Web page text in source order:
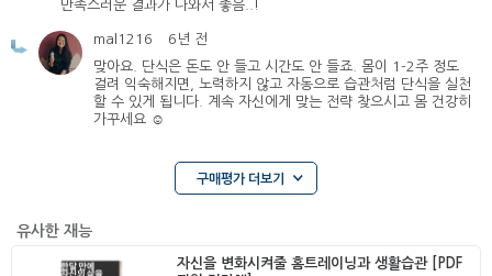
만족스러운 결과가 나와서 좋음..!
mal1216
6년 전
맞아요. 단식은 돈도 안 들고 시간도 안 들죠. 몸이 1-2주 정도
걸려 익숙해지면, 노력하지 않고 자동으로 습관처럼 단식을 실천
할 수 있게 됩니다. 계속 자신에게 맞는 전략 찾으시고 몸 건강히
가꾸세요 ☺️
구매평가 더보기
유사한 재능
자신을 변화시켜줄 홈트레이닝과 생활습관 [PDF